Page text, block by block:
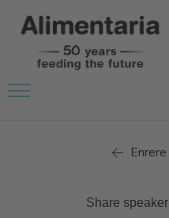
Enrere
Share speaker